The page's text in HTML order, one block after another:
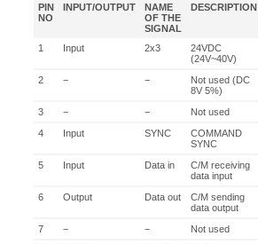
PIN
NO
INPUT/OUTPUT
NAME
OF THE
SIGNAL
DESCRIPTION
1 Input 2x3
24VDC
(24V~40V)
2
− −
Not used (DC
8V 5%)
3
− −
Not used
4
Input SYNC
COMMAND
SYNC
5
Input Data in
C/M receiving
data input
6
Output Data out
C/M sending
data output
7
− −
Not used